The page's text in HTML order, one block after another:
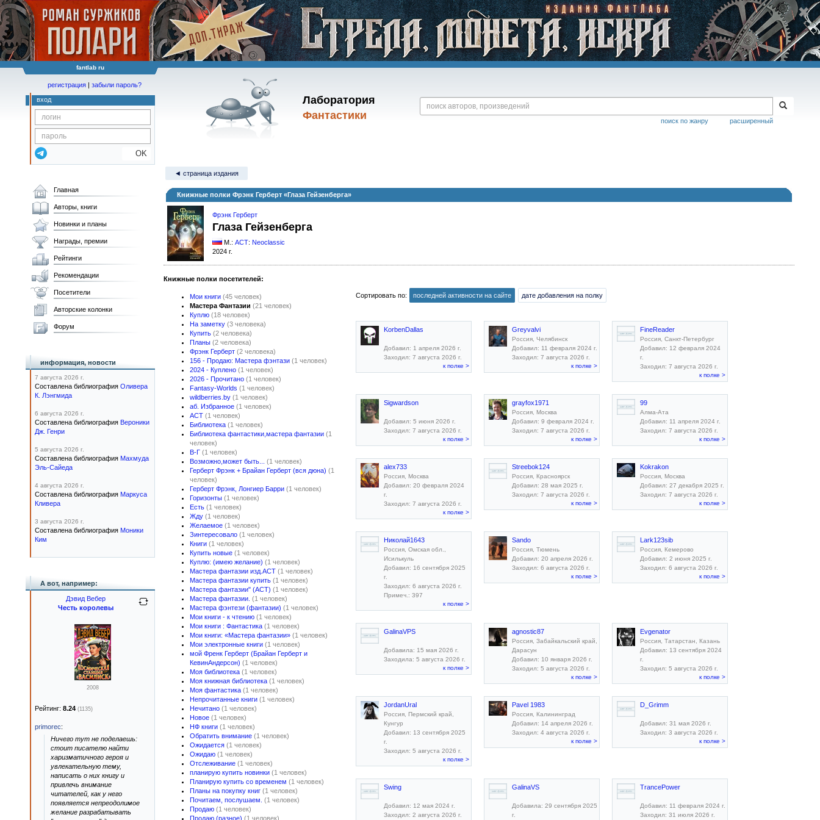
fantlab ru
Лаборатория
Фантастики
расширенный
поиск по жанру
регистрация | забыли пароль?
вход
OK
◄ страница издания
Книжные полки Фрэнк Герберт «Глаза Гейзенберга»
Фрэнк Герберт
Глаза Гейзенберга
М.: АСТ: Neoclassic
2024 г.
Книжные полки посетителей:
Мои книги (45 человек)
Мастера Фантазии (21 человек)
Куплю (18 человек)
На заметку (3 человека)
Купить (2 человека)
Планы (2 человека)
Фрэнк Герберт (2 человека)
156 - Продаю: Мастера фэнтази (1 человек)
2024 - Куплено (1 человек)
2026 - Прочитано (1 человек)
Fantasy-Worlds (1 человек)
wildberries.by (1 человек)
аб. Избранное (1 человек)
АСТ (1 человек)
Библиотека (1 человек)
Библиотека фантастики,мастера фантазии (1
человек)
В-Г (1 человек)
Возможно,может быть...
(1 человек)
Герберт Фрэнк + Брайан Герберт (вся дюна) (1
человек)
Герберт Фрэнк, Лонгиер Барри (1 человек)
Горизонты (1 человек)
Есть (1 человек)
Жду (1 человек)
Желаемое (1 человек)
Зинтересовало (1 человек)
Книги (1 человек)
Купить новые (1 человек)
Куплю: (имею желание) (1 человек)
Мастера фантазии изд.АСТ (1 человек)
Мастера фантазии купить (1 человек)
Мастера фантазии" (АСТ) (1 человек)
Мастера фантазии. (1 человек)
Мастера фэнтези (фантазии) (1 человек)
Мои книги - к чтению (1 человек)
Мои книги : Фантастика (1 человек)
Мои книги: «Мастера фантазии» (1 человек)
Мои электронные книги (1 человек)
мой Френк Герберт (Брайан Герберт и
КевинАндерсон) (1 человек)
Моя библиотека (1 человек)
Моя книжная библиотека (1 человек)
Моя фантастика (1 человек)
Непрочитанные книги (1 человек)
Нечитано (1 человек)
Новое (1 человек)
НФ книги (1 человек)
Обратить внимание (1 человек)
Ожидается (1 человек)
Ожидаю (1 человек)
Отслеживание (1 человек)
планирую купить новинки (1 человек)
Планирую купить со временем (1 человек)
Планы на покупку книг (1 человек)
Почитаем, послушаем. (1 человек)
Продаю (1 человек)
Продаю (разное) (1 человек)
Сортировать по: последней активности на сайте дате добавления на полку
KorbenDallas
Добавил: 1 апреля 2026 г.
Заходил: 7 августа 2026 г.
к полке >
Greyvalvi
Россия, Челябинск
Добавил: 11 февраля 2024 г.
Заходил: 7 августа 2026 г.
к полке >
FineReader
Россия, Санкт-Петербург
Добавил: 12 февраля 2024
г.
Заходил: 7 августа 2026 г.
к полке >
Sigwardson
Добавил: 5 июня 2026 г.
Заходил: 7 августа 2026 г.
к полке >
grayfox1971
Россия, Москва
Добавил: 9 февраля 2024 г.
Заходил: 7 августа 2026 г.
к полке >
99
Алма-Ата
Добавил: 11 апреля 2024 г.
Заходил: 7 августа 2026 г.
к полке >
alex733
Россия, Москва
Добавил: 20 февраля 2024
г.
Заходил: 7 августа 2026 г.
к полке >
Streebok124
Россия, Красноярск
Добавил: 28 мая 2025 г.
Заходил: 7 августа 2026 г.
к полке >
Kokrakon
Россия, Москва
Добавил: 27 декабря 2025 г.
Заходил: 7 августа 2026 г.
к полке >
Николай1643
Россия, Омская обл.,
Исилькуль
Добавил: 16 сентября 2025
г.
Заходил: 6 августа 2026 г.
Примеч.: 397
к полке >
Sando
Россия, Тюмень
Добавил: 20 апреля 2026 г.
Заходил: 6 августа 2026 г.
к полке >
Lark123sib
Россия, Кемерово
Добавил: 2 июня 2025 г.
Заходил: 6 августа 2026 г.
к полке >
GalinaVPS
Добавила: 15 мая 2026 г.
Заходила: 5 августа 2026 г.
к полке >
agnostic87
Россия, Забайкальский край,
Дарасун
Добавил: 10 января 2026 г.
Заходил: 5 августа 2026 г.
к полке >
Evgenator
Россия, Татарстан, Казань
Добавил: 13 сентября 2024
г.
Заходил: 5 августа 2026 г.
к полке >
JordanUral
Россия, Пермский край,
Кунгур
Добавил: 13 сентября 2025
г.
Заходил: 5 августа 2026 г.
к полке >
Pavel 1983
Россия, Калининград
Добавил: 14 апреля 2026 г.
Заходил: 4 августа 2026 г.
к полке >
D_Grimm
Добавил: 31 мая 2026 г.
Заходил: 3 августа 2026 г.
к полке >
Swing
Добавил: 12 мая 2024 г.
Заходил: 2 августа 2026 г.
GalinaVS
Добавила: 29 сентября 2025
г.
TrancePower
Добавил: 11 февраля 2024 г.
Заходил: 31 июля 2026 г.
Главная
Авторы, книги
Новинки и планы
Награды, премии
Рейтинги
Рекомендации
Посетители
Авторские колонки
Форум
информация, новости
7 августа 2026 г.
Составлена библиография Оливера
К. Лэнгмида
6 августа 2026 г.
Составлена библиография Вероники
Дж. Генри
5 августа 2026 г.
Составлена библиография Махмуда
Эль-Сайеда
4 августа 2026 г.
Составлена библиография Маркуса
Кливера
3 августа 2026 г.
Составлена библиография Моники
Ким
А вот, например:
Дэвид Вебер
Честь королевы
2008
Рейтинг: 8.24 (1135)
primorec:
Ничего тут не поделаешь:
стоит писателю найти
харизматичного героя и
увлекательную тему,
написать о них книгу и
привлечь внимание
читателей, как у него
появляется непреодолимое
желание разрабатывать